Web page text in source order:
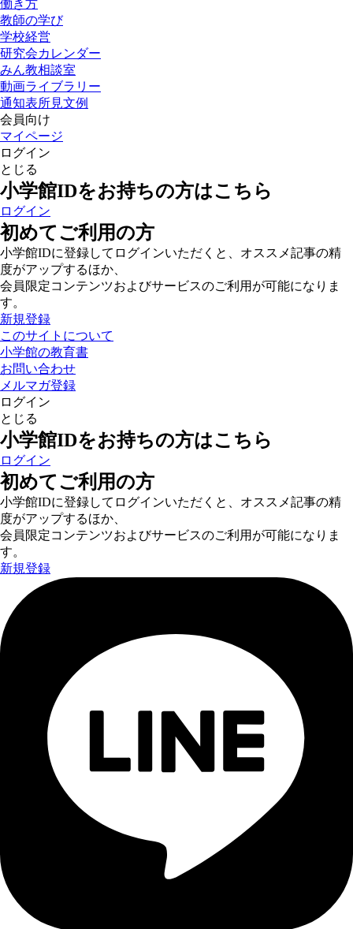
働き方
教師の学び
学校経営
研究会カレンダー
みん教相談室
動画ライブラリー
通知表所見文例
会員向け
マイページ
ログイン
とじる
小学館IDをお持ちの方はこちら
ログイン
初めてご利用の方
小学館IDに登録してログインいただくと、オススメ記事の精
度がアップするほか、
会員限定コンテンツおよびサービスのご利用が可能になりま
す。
新規登録
このサイトについて
小学館の教育書
お問い合わせ
メルマガ登録
ログイン
とじる
小学館IDをお持ちの方はこちら
ログイン
初めてご利用の方
小学館IDに登録してログインいただくと、オススメ記事の精
度がアップするほか、
会員限定コンテンツおよびサービスのご利用が可能になりま
す。
新規登録